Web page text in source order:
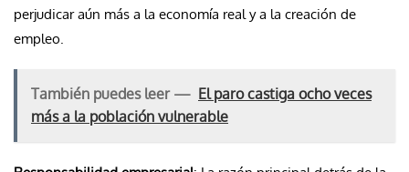
perjudicar aún más a la economía real y a la creación de
empleo.
También puedes leer — El paro castiga ocho veces
más a la población vulnerable